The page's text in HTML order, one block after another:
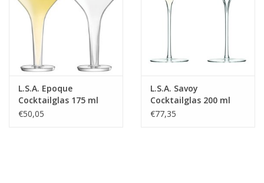
L.S.A. Epoque
Cocktailglas 175 ml
2er-Set
€50,05
L.S.A. Savoy
Cocktailglas 200 ml
2er-Set
€77,35